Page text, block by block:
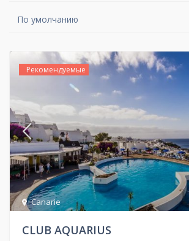
По умолчанию
Canarie
Рекомендуемые
CLUB AQUARIUS